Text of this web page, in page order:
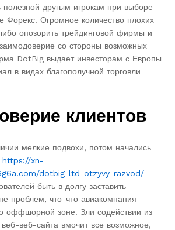
полезной другым игрокам при выборе
Форекс. Огромное количество плохих
опозорить трейдинговой фирмы и
со стороны возможных
DotBig выдает инвесторам с Европы
в видах благополучной торговли
клиентов
мелкие подвохи, потом начались
https://xn-
dotbig-ltd-otzyvy-razvod/
быть в долгу заставить
проблем, что-что авиакомпания
оффшорной зоне. Зли содействии из
веб-сайта вмочит все возможное,